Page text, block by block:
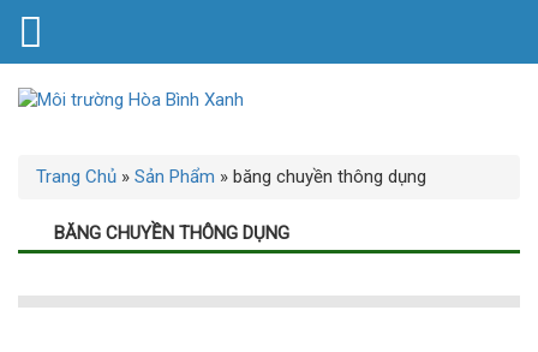
Trang Chủ » Sản Phẩm » băng chuyền thông dụng
BĂNG CHUYỀN THÔNG DỤNG